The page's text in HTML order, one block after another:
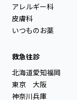
アレルギー科
皮膚科
いつものお薬
救急往診
北海道
東京
神奈川
愛知
大阪
兵庫
福岡